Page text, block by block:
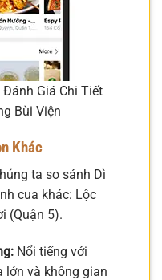
Đánh Giá Chi Tiết
Bùi Viện
Khác
ta so sánh Dì
cua khác: Lộc
(Quận 5).
Nổi tiếng với
lớn và không gian